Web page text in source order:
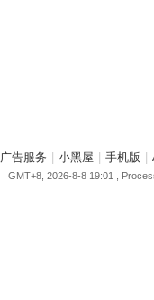
广告服务 小黑屋 手机版
GMT+8, 2026-8-8 19:01 ,